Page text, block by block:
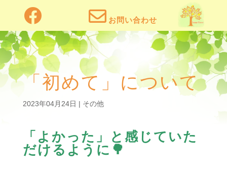
  !
「初めて」について
2023年04月24日 | その他
「よかった」と感じていた
だけるように🌳